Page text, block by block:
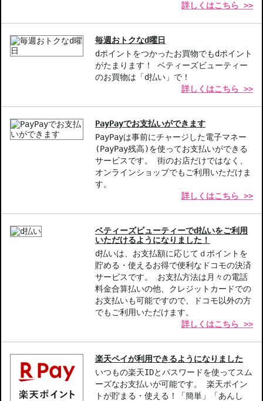
【こんな方へおすすめ】
鮮やかなカラーや質感を楽しみたい方。
唇の乾燥が気になる方、長時間のリップメイクで潤いを求める方。
商品番号：11216031
JAN/UPC：0192333148198
詳しくはこちら >>
毎週おトクなd曜日
dポイントをつかったお買物でもdポイント
がたまります！ ベティーズビューティー
のお買物は「d払い」で！
詳しくはこちら >>
PayPayでお支払いができます
PayPayは事前にチャージした電子マネー
(PayPay残高)を使ってお支払いができる
サービスです。 街のお店だけではなく、
オンラインショップでもご利用いただけま
す。
詳しくはこちら >>
ベティーズビューティーでd払いをご利用
いただけるようになりました！
d払いは、お支払額に応じてｄポイントを
貯める・使えるお得で便利なドコモの決済
サービスです。 お支払方法は月々の電話
料金合算払いの他、クレジットカードでの
お支払いも可能ですので、ドコモ以外の方
でもご利用いただけます。
詳しくはこちら >>
楽天ペイが利用できるようになりました
いつもの楽天IDとパスワードを使ってスム
ーズなお支払いが可能です。 楽天ポイン
トが貯まる・使える！「簡単」「あんし